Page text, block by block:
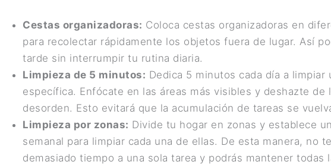
Cestas organizadoras: Coloca cestas organizadoras en
para recolectar rápidamente los objetos fuera de lugar. Así
tarde sin interrumpir tu rutina diaria.
Limpieza de 5 minutos: Dedica 5 minutos cada día a limpiar
específica. Enfócate en las áreas más visibles y deshazte de
desorden. Esto evitará que la acumulación de tareas se
Limpieza por zonas: Divide tu hogar en zonas y establece
semanal para limpiar cada una de ellas. De esta manera, no
demasiado tiempo a una sola tarea y podrás mantener todas